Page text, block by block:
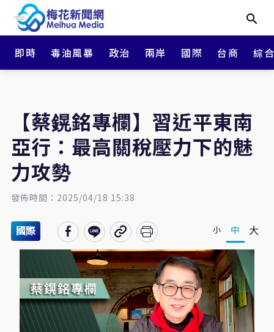
即時 毒油風暴 政治 兩岸 國際 台商 綜
【蔡鎤銘專欄】習近平東南
亞行：最高關稅壓力下的魅
力攻勢
發佈時間：2025/04/18 15:38
國際 小 中 大